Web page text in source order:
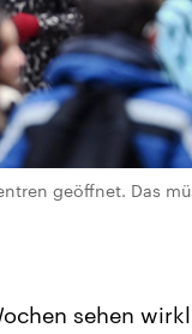
geöffnet. Das
sehen